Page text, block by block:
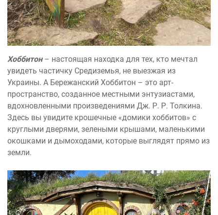
Хоббитон– настоящая находка для тех, кто мечтал
увидеть частичку Средиземья, не выезжая из
Украины. А Бережанский Хоббитон – это арт-
пространство, созданное местными энтузиастами,
вдохновленными произведениями Дж. Р. Р. Толкина.
Здесь вы увидите крошечные «домики хоббитов» с
круглыми дверями, зелеными крышами, маленькими
окошками и дымоходами, которые выглядят прямо из
земли.